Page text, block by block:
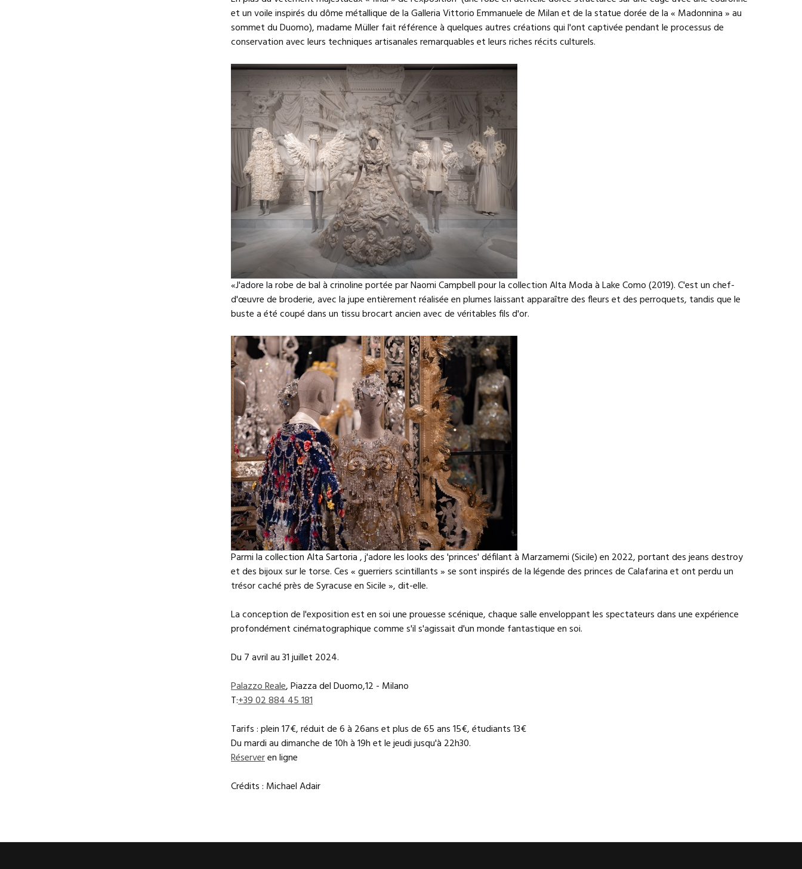
et un voile inspirés du dôme métallique de la Galleria Vittorio Emmanuele de Milan et de la statue dorée de la « Madonnina » au
sommet du Duomo), madame Müller fait référence à quelques autres créations qui l'ont captivée pendant le processus de
conservation avec leurs techniques artisanales remarquables et leurs riches récits culturels.
«J'adore la robe de bal à crinoline portée par Naomi Campbell pour la collection Alta Moda à Lake Como (2019). C'est un chef-
d'œuvre de broderie, avec la jupe entièrement réalisée en plumes laissant apparaître des fleurs et des perroquets, tandis que le
buste a été coupé dans un tissu brocart ancien avec de véritables fils d'or.
Parmi la collection Alta Sartoria , j'adore les looks des 'princes' défilant à Marzamemi (Sicile) en 2022, portant des jeans destroy
et des bijoux sur le torse. Ces « guerriers scintillants » se sont inspirés de la légende des princes de Calafarina et ont perdu un
trésor caché près de Syracuse en Sicile », dit-elle.
La conception de l'exposition est en soi une prouesse scénique, chaque salle enveloppant les spectateurs dans une expérience
profondément cinématographique comme s'il s'agissait d'un monde fantastique en soi.
Du 7 avril au 31 juillet 2024.
Palazzo Reale, Piazza del Duomo,12 - Milano
T:+39 02 884 45 181
Tarifs : plein 17€, réduit de 6 à 26ans et plus de 65 ans 15€, étudiants 13€
Du mardi au dimanche de 10h à 19h et le jeudi jusqu'à 22h30.
Réserveren ligne
Crédits : Michael Adair